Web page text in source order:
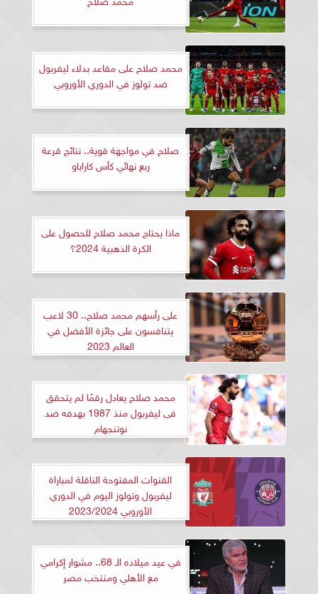
محمد صلاح على مقاعد بدلاء ليفربول
ضد تولوز في الدوري الأوروبي
صلاح في مواجهة قوية.. نتائج قرعة
ربع نهائي كأس كاراباو
ماذا يحتاج محمد صلاح للحصول على
الكرة الذهبية 2024؟
على رأسهم محمد صلاح.. 30 لاعب
يتنافسون على جائزة الأفضل في
العالم 2023
محمد صلاح يعادل رقمًا لم يتحقق
فى ليفربول منذ 1987 بهدفه ضد
نوتنجهام
القنوات المفتوحة الناقلة لمباراة
ليفربول وتولوز اليوم في الدوري
الأوروبي 2023/2024
في عيد ميلاده الـ 68.. مشوار إكرامي
مع الأهلي ومنتخب مصر